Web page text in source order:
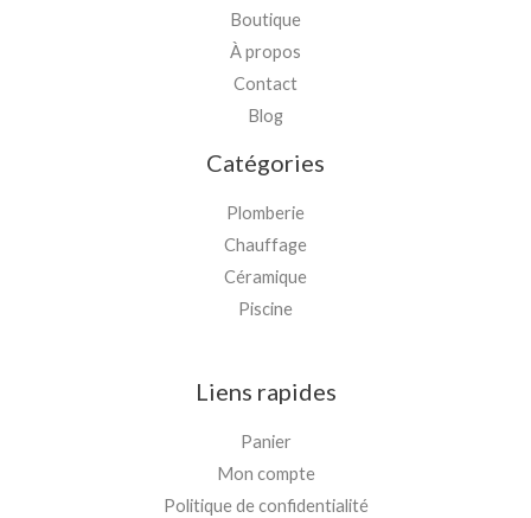
Boutique
À propos
Contact
Blog
Catégories
Plomberie
Chauffage
Céramique
Piscine
Liens rapides
Panier
Mon compte
Politique de confidentialité